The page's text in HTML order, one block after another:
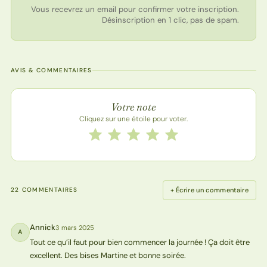
Vous recevrez un email pour confirmer votre inscription.
Désinscription en 1 clic, pas de spam.
AVIS & COMMENTAIRES
Note de la recette
Votre note
Cliquez sur une étoile pour voter.
Notez cette recette de 1 à 5 étoiles
5 étoiles
4 étoiles
3 étoiles
2 étoiles
1 étoile
22 COMMENTAIRES + Écrire un commentaire
A Annick3 mars 2025
Tout ce qu’il faut pour bien commencer la journée ! Ça doit être
excellent. Des bises Martine et bonne soirée.